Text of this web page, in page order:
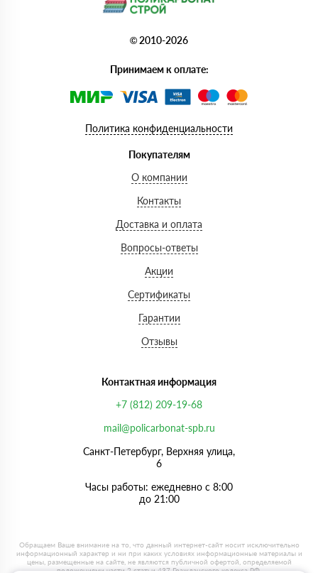
© 2010-2026
Принимаем к оплате:
Политика конфиденциальности
Покупателям
О компании
Контакты
Доставка и оплата
Вопросы-ответы
Акции
Сертификаты
Гарантии
Отзывы
Контактная информация
+7 (812) 209-19-68
mail@policarbonat-spb.ru
Санкт-Петербург, Верхняя улица,
6
Часы работы: ежедневно с 8:00
до 21:00